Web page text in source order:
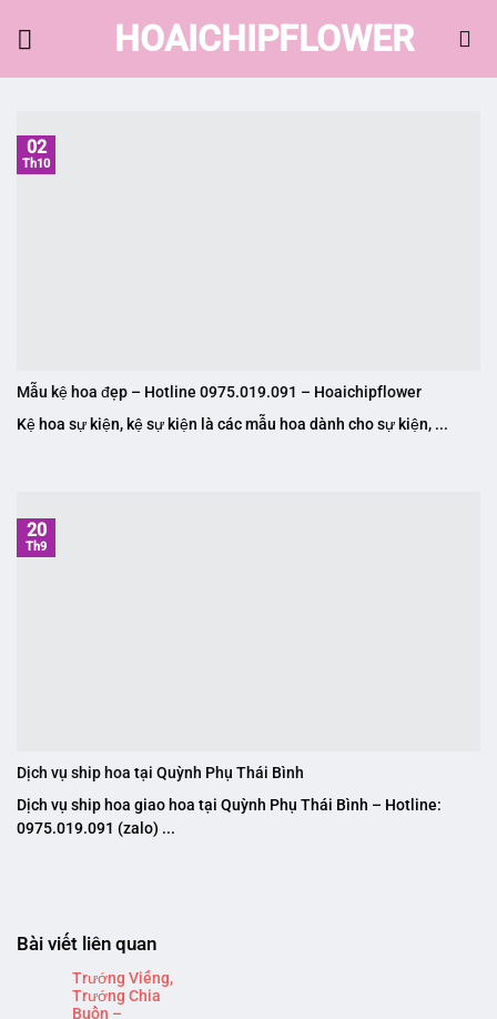
HOAICHIPFLOWER
Mẫu kệ hoa đẹp – Hotline 0975.019.091 – Hoaichipflower
Kệ hoa sự kiện, kệ sự kiện là các mẫu hoa dành cho sự kiện, ...
02
Th10
Dịch vụ ship hoa tại Quỳnh Phụ Thái Bình
Dịch vụ ship hoa giao hoa tại Quỳnh Phụ Thái Bình – Hotline:
0975.019.091 (zalo) ...
20
Th9
Bài viết liên quan
Trướng Viếng,
Trướng Chia
Buồn –